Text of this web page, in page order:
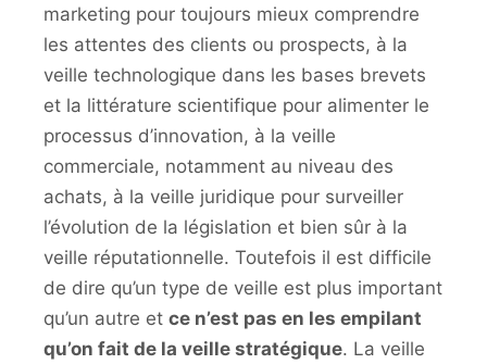
marketing pour toujours mieux comprendre
les attentes des clients ou prospects, à la
veille technologique dans les bases brevets
et la littérature scientifique pour alimenter le
processus d’innovation, à la veille
commerciale, notamment au niveau des
achats, à la veille juridique pour surveiller
l’évolution de la législation et bien sûr à la
veille réputationnelle. Toutefois il est difficile
de dire qu’un type de veille est plus important
qu’un autre et ce n’est pas en les empilant
qu’on fait de la veille stratégique. La veille